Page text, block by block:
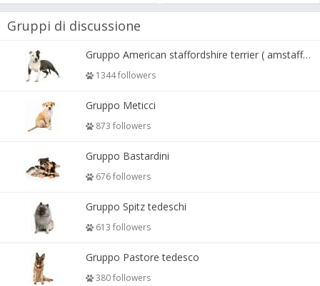
Gruppi di discussione
Gruppo American staffordshire terrier ( amstaff, amastaff )
1344 followers
Gruppo Meticci
873 followers
Gruppo Bastardini
676 followers
Gruppo Spitz tedeschi
613 followers
Gruppo Pastore tedesco
380 followers